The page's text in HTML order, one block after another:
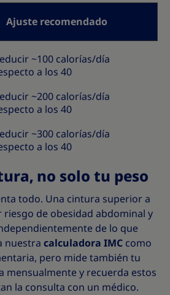
Ajuste recomendado
~100 calorías/día
a los 40
~200 calorías/día
a los 40
~300 calorías/día
a los 40
no solo tu peso
todo. Una cintura superior a
riesgo de obesidad abdominal y
de lo que
nuestra calculadora IMC como
pero mide también tu
mensualmente y recuerda estos
la consulta con un médico.